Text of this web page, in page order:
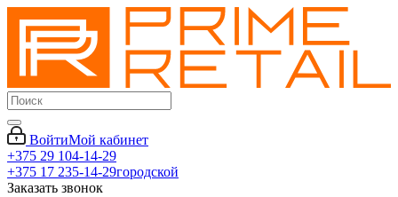
ВойтиМой кабинет
+375 29 104-14-29
+375 17 235-14-29городской
Заказать звонок